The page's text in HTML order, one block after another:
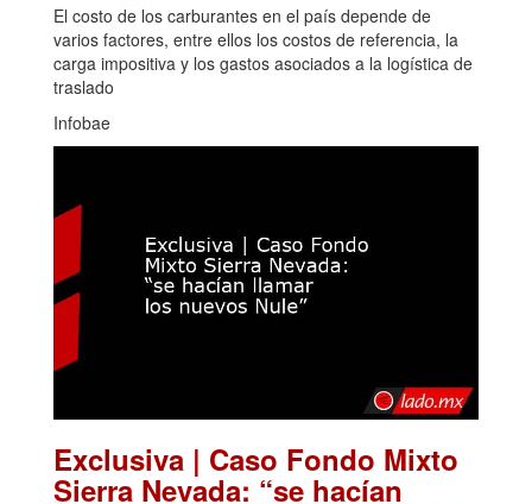
El costo de los carburantes en el país depende de
varios factores, entre ellos los costos de referencia, la
carga impositiva y los gastos asociados a la logística de
traslado
Infobae
Exclusiva | Caso Fondo Mixto
Sierra Nevada: “se hacían